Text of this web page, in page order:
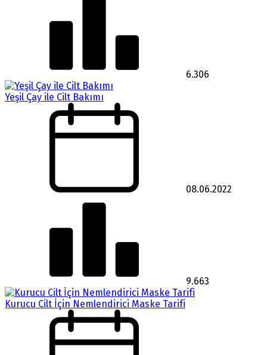
6.306
Yeşil Çay ile Cilt Bakımı
08.06.2022
9.663
Kurucu Cilt İçin Nemlendirici Maske Tarifi